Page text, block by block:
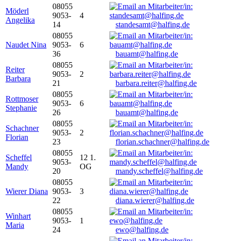
Möderl
Angelika
08055
9053-
14
4
standesamt@halfing.de
Naudet Nina
08055
9053-
36
6
bauamt@halfing.de
Reiter
Barbara
08055
9053-
21
2
barbara.reiter@halfing.de
Rottmoser
Stephanie
08055
9053-
26
6
bauamt@halfing.de
Schachner
Florian
08055
9053-
23
2
florian.schachner@halfing.de
Scheffel
Mandy
08055
9053-
20
12 1.
OG
mandy.scheffel@halfing.de
Wierer Diana
08055
9053-
22
3
diana.wierer@halfing.de
Winhart
Maria
08055
9053-
24
1
ewo@halfing.de